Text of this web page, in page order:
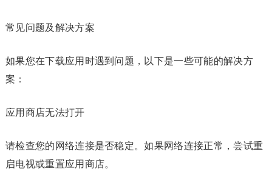
常见问题及解决方案
如果您在下载应用时遇到问题，以下是一些可能的解决方
案：
应用商店无法打开
请检查您的网络连接是否稳定。如果网络连接正常，尝试重
启电视或重置应用商店。